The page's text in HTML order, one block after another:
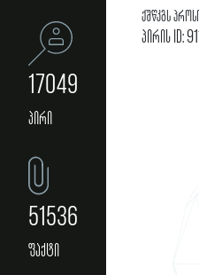
17049
პირი
51536
ფაქტი
ქშწკგს
პირის ID: